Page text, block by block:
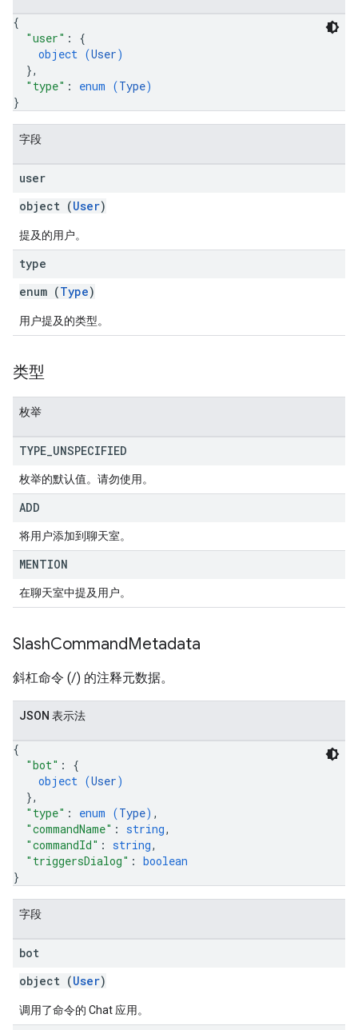
{
"user" : {
object (User)
},
"type" : enum (Type)
}
字段
user
object (User)
提及的用户。
type
enum (Type)
用户提及的类型。
类型
枚举
TYPE UNSPECIFIED
枚举的默认值。请勿使用。
ADD
将用户添加到聊天室。
MENTION
在聊天室中提及用户。
SlashCommandMetadata
斜杠命令 (/) 的注释元数据。
JSON 表示法
{
"bot" : {
object (User)
},
"type" : enum (Type) ,
"commandName" : string,
"commandId" : string,
"triggersDialog" : boolean
}
字段
bot
object (User)
调用了命令的 Chat 应用。